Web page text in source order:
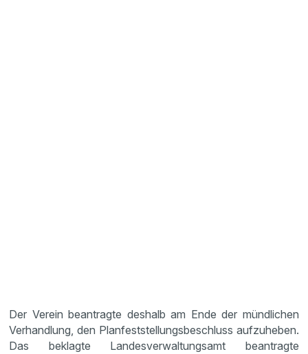
Der Verein beantragte deshalb am Ende der mündlichen
Verhandlung, den Planfeststellungsbeschluss aufzuheben.
Das beklagte Landesverwaltungsamt beantragte